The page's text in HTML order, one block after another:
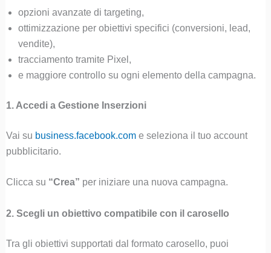
opzioni avanzate di targeting,
ottimizzazione per obiettivi specifici (conversioni, lead,
vendite),
tracciamento tramite Pixel,
e maggiore controllo su ogni elemento della campagna.
1. Accedi a Gestione Inserzioni
Vai su business.facebook.come seleziona il tuo account
pubblicitario.
Clicca su “Crea” per iniziare una nuova campagna.
2. Scegli un obiettivo compatibile con il carosello
Tra gli obiettivi supportati dal formato carosello, puoi